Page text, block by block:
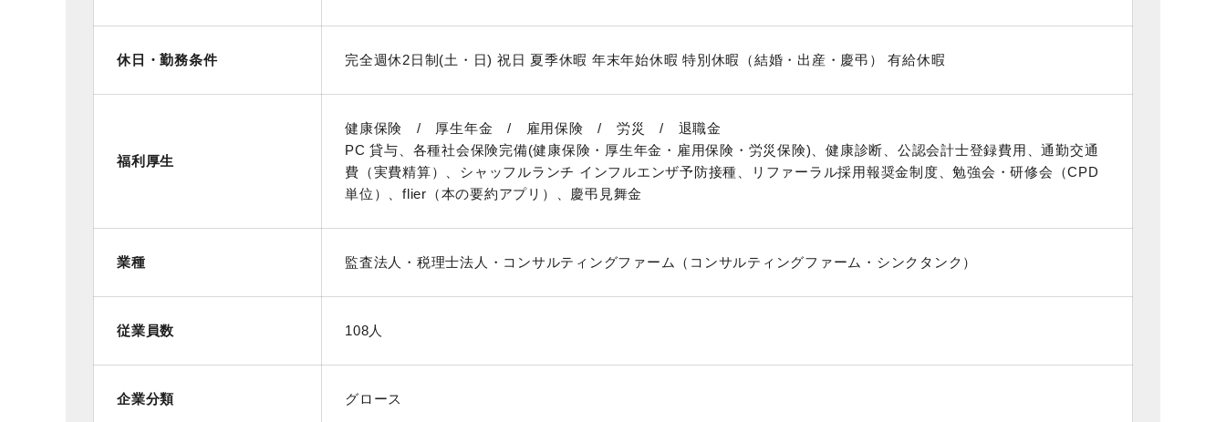
休日・勤務条件 完全週休2日制(土・日) 祝日 夏季休暇 年末年始休暇 特別休暇（結婚・出産・慶弔） 有給休暇
福利厚生
健康保険 / 厚生年金 / 雇用保険 / 労災 / 退職金
PC 貸与、各種社会保険完備(健康保険・厚生年金・雇用保険・労災保険)、健康診断、公認会計士登録費用、通勤交通
費（実費精算）、シャッフルランチ インフルエンザ予防接種、リファーラル採用報奨金制度、勉強会・研修会（CPD
単位）、flier（本の要約アプリ）、慶弔見舞金
業種 監査法人・税理士法人・コンサルティングファーム（コンサルティングファーム・シンクタンク）
従業員数 108人
企業分類 グロース